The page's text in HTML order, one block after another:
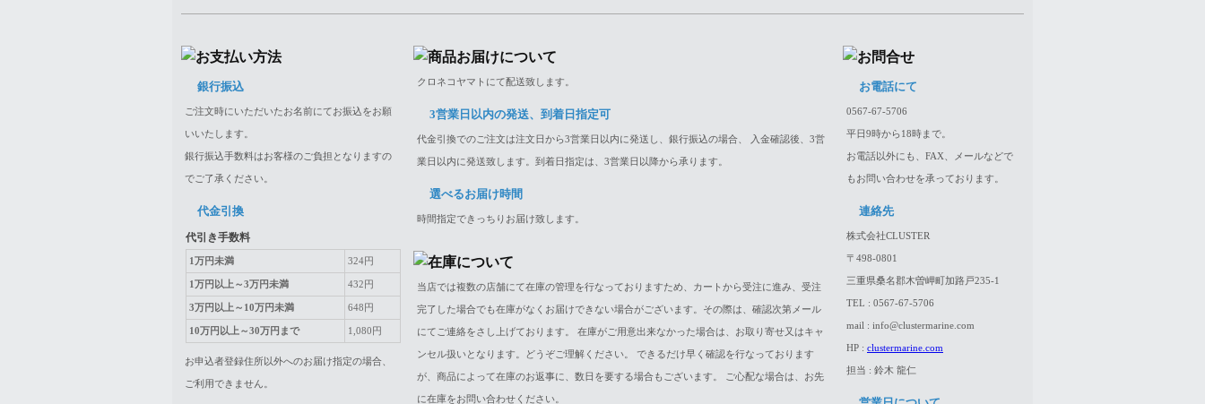
銀行振込
ご注文時にいただいたお名前にてお振込をお願
いいたします。
銀行振込手数料はお客様のご負担となりますの
でご了承ください。
代金引換
代引き手数料
1万円未満 324円
1万円以上～3万円未満 432円
3万円以上～10万円未満 648円
10万円以上～30万円まで 1,080円
お申込者登録住所以外へのお届け指定の場合、
ご利用できません。
クロネコヤマトにて配送致します。
3営業日以内の発送、到着日指定可
代金引換でのご注文は注文日から3営業日以内に発送し、銀行振込の場合、 入金確認後、3営
業日以内に発送致します。到着日指定は、3営業日以降から承ります。
選べるお届け時間
時間指定できっちりお届け致します。
当店では複数の店舗にて在庫の管理を行なっておりますため、カートから受注に進み、受注
完了した場合でも在庫がなくお届けできない場合がございます。その際は、確認次第メール
にてご連絡をさし上げております。 在庫がご用意出来なかった場合は、お取り寄せ又はキャ
ンセル扱いとなります。どうぞご理解ください。 できるだけ早く確認を行なっております
が、商品によって在庫のお返事に、数日を要する場合もございます。 ご心配な場合は、お先
に在庫をお問い合わせください。
お電話にて
0567-67-5706
平日9時から18時まで。
お電話以外にも、FAX、メールなどで
もお問い合わせを承っております。
連絡先
株式会社CLUSTER
〒498-0801
三重県桑名郡木曽岬町加路戸235-1
TEL : 0567-67-5706
mail : info@clustermarine.com
HP : clustermarine.com
担当 : 鈴木 龍仁